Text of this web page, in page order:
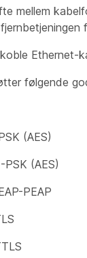
mellem
Ethernet-
følgende
(AES)
PSK (AES)
PEAP